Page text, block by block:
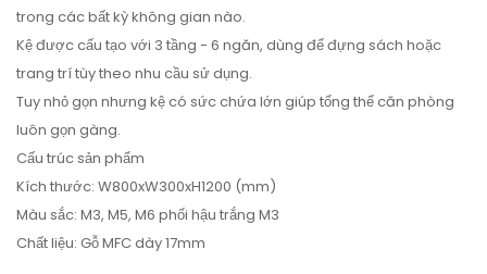
trong các bất kỳ không gian nào.
Kệ được cấu tạo với 3 tầng - 6 ngăn, dùng để đựng sách hoặc
trang trí tùy theo nhu cầu sử dụng.
Tuy nhỏ gọn nhưng kệ có sức chứa lớn giúp tổng thể căn phòng
luôn gọn gàng.
Cấu trúc sản phẩm
Kích thước: W800xW300xH1200 (mm)
Màu sắc: M3, M5, M6 phối hậu trắng M3
Chất liệu: Gỗ MFC dày 17mm